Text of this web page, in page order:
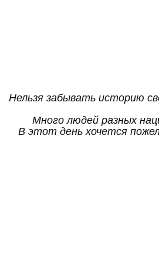
Нельзя забывать историю
Много людей разных
В этот день хочется